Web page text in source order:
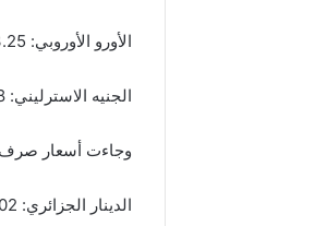
الأورو الأوروبي: 3.25 دينار تونسي
الجنيه الاسترليني: 3.88 دينار تونسي
وجاءت أسعار صرف
الدينار الجزائري: 0.02 دينار تونسي